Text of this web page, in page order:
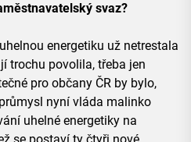
svaz?
energetiku už netrestala
trochu povolila, třeba jen
pro občany ČR by bylo,
nyní vláda malinko
uhelné energetiky na